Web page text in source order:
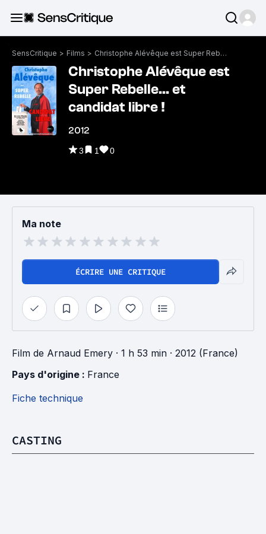
SensCritique > Films > Christophe Alévêque est Super Rebelle... et candidat libre !
Christophe Alévêque est
Super Rebelle... et
candidat libre !
2012
3 1 0
Ma note
ÉCRIRE UNE CRITIQUE
Film de Arnaud Emery · 1 h 53 min · 2012 (France)
Pays d'origine : France
Fiche technique
CASTING